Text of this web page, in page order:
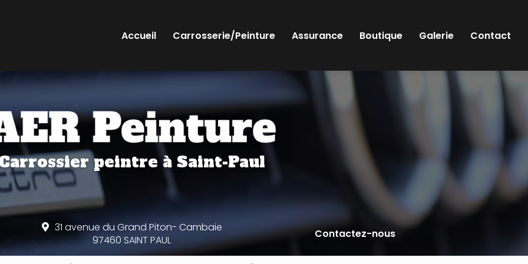
Accueil Carrosserie/Peinture Assurance Boutique Galerie Contact
peintreà Saint-Paul
31 avenue du Grand Piton- Cambaie
97460 SAINT PAUL
Contactez-nous